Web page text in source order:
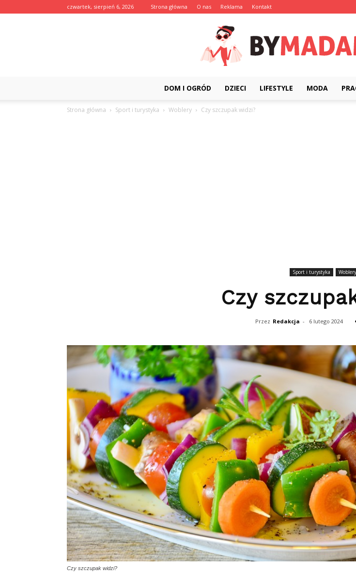
czwartek, sierpień 6, 2026 Strona główna O nas Reklama Kontakt
DOM I OGRÓD DZIECI LIFESTYLE MODA
Strona główna Sport i turystyka Woblery Czy szczupak widzi?
Sport i turystyka Woblery
Czy
Przez Redakcja - 6 lutego 2024
Czy szczupak widzi?